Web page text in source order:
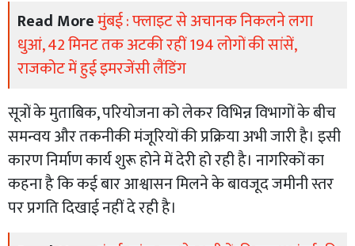
Read Moreमुंबई : फ्लाइट से अचानक निकलने लगा
धुआं, 42 मिनट तक अटकी रहीं 194 लोगों की सांसें,
राजकोट में हुई इमरजेंसी लैंडिंग
सूत्रों के मुताबिक, परियोजना को लेकर विभिन्न विभागों के बीच
समन्वय और तकनीकी मंजूरियों की प्रक्रिया अभी जारी है। इसी
कारण निर्माण कार्य शुरू होने में देरी हो रही है। नागरिकों का
कहना है कि कई बार आश्वासन मिलने के बावजूद जमीनी स्तर
पर प्रगति दिखाई नहीं दे रही है।